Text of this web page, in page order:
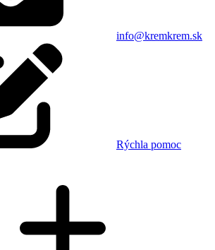
info@kremkrem.sk
Rýchla pomoc